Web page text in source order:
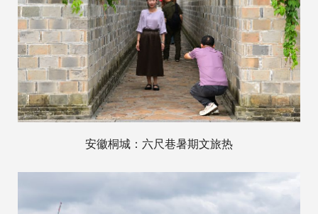
安徽桐城：六尺巷暑期文旅热